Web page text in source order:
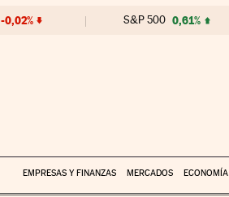
-0,02% S&P 500 0,61%
EMPRESAS Y FINANZAS MERCADOS ECONOMÍA